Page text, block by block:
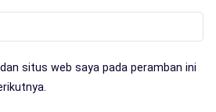
situs web saya pada peramban ini